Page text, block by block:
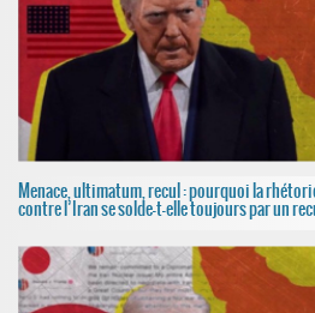
Menace, ultimatum, recul : pourquoi la
contre l’Iran se solde-t-elle toujours par un